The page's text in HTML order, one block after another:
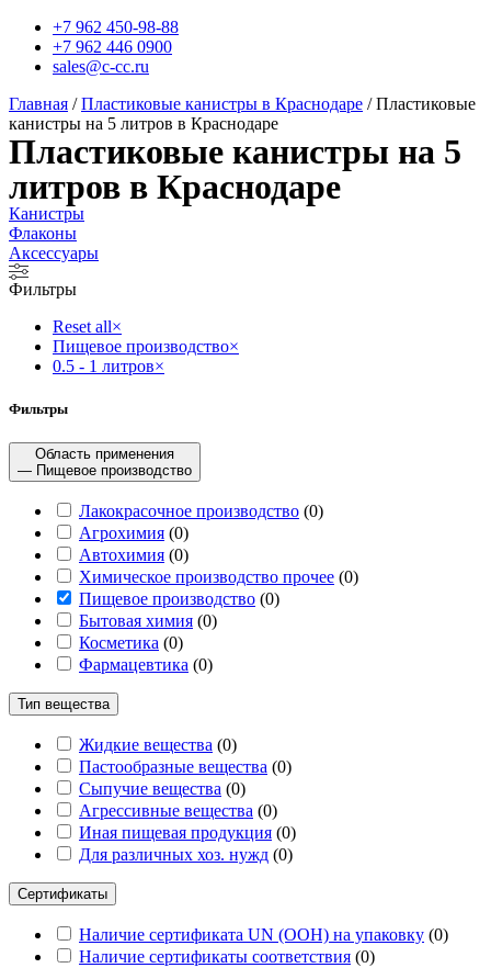
+7 962 450-98-88
+7 962 446 0900
sales@c-cc.ru
Главная /Пластиковые канистры в Краснодаре / Пластиковые
канистры на 5 литров в Краснодаре
Пластиковые канистры на 5
литров в Краснодаре
Канистры
Флаконы
Аксессуары
Фильтры
Reset all×
Пищевое производство×
0.5 - 1 литров×
Фильтры
Область применения
— Пищевое производство
Лакокрасочное производство (0)
Агрохимия (0)
Автохимия (0)
Химическое производство прочее (0)
Пищевое производство (0)
Бытовая химия (0)
Косметика (0)
Фармацевтика (0)
Тип вещества
Жидкие вещества (0)
Пастообразные вещества (0)
Сыпучие вещества (0)
Агрессивные вещества (0)
Иная пищевая продукция (0)
Для различных хоз. нужд (0)
Сертификаты
Наличие сертификата UN (ООН) на упаковку (0)
Наличие сертификаты соответствия (0)